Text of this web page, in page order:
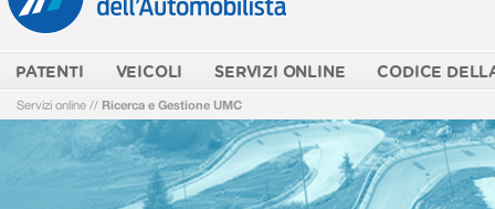
PATENTI VEICOLI SERVIZI ONLINE CODICE
Servizi online // Ricerca e Gestione UMC